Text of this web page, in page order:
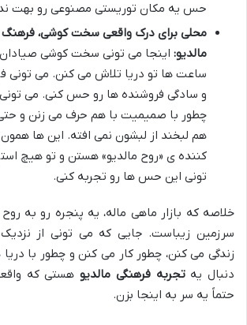
حس یه مکان توریستی مصنوعی رو بهت
محلی برای درک واقعی سخت کوشی،
مالدیو: اینجا می تونی سخت کوشی صیادان
ساعت ها تو دریا تلاش می کنن. می تونی
و سادگی فروشنده ها رو حس کنی. می
چطور با صمیمیت با هم حرف می زنن و حتی
هم لبخند از لبشون نمی افته. این ها
کننده ی «روح مالدیو» هستن و تو هیچ
تونی این حس ها رو تجربه کنی.
خلاصه که بازار ماهی ماله، یه پنجره رو به
سرزمین زیباست. جایی که می تونی از
زندگی می کنن، چطور کار می کنن و چطور با
دنبال یهتجربه فرهنگی مالدیوهستی که
حتماً یه سر به اینجا بزن.